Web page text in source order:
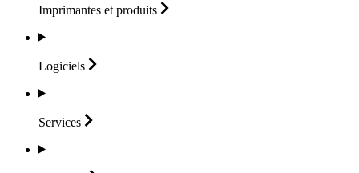
Imprimantes et produits
Logiciels
Services